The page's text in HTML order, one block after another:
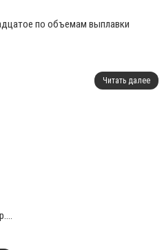
по объемам выплавки
Читать далее